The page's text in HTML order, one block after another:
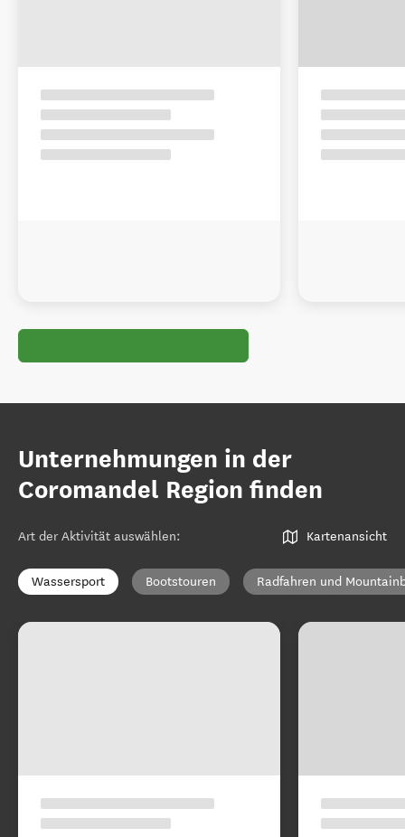
Unternehmungen in der
Coromandel Region finden
Art der Aktivität auswählen: Kartenansicht
Wassersport Bootstouren Radfahren und